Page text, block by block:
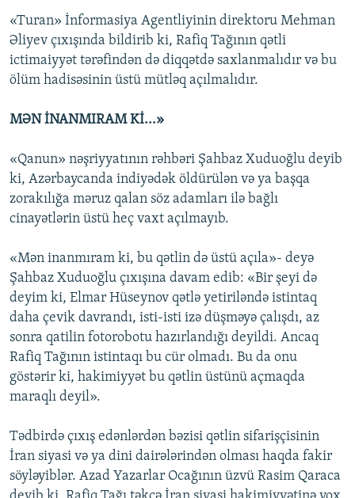
«Turan» İnformasiya Agentliyinin direktoru Mehman
Əliyev çıxışında bildirib ki, Rafiq Tağının qətli
ictimaiyyət tərəfindən də diqqətdə saxlanmalıdır və bu
ölüm hadisəsinin üstü mütləq açılmalıdır.
MƏN İNANMIRAM Kİ...»
«Qanun» nəşriyyatının rəhbəri Şahbaz Xuduoğlu deyib
ki, Azərbaycanda indiyədək öldürülən və ya başqa
zorakılığa məruz qalan söz adamları ilə bağlı
cinayətlərin üstü heç vaxt açılmayıb.
«Mən inanmıram ki, bu qətlin də üstü açıla»- deyə
Şahbaz Xuduoğlu çıxışına davam edib: «Bir şeyi də
deyim ki, Elmar Hüseynov qətlə yetiriləndə istintaq
daha çevik davrandı, isti-isti izə düşməyə çalışdı, az
sonra qatilin fotorobotu hazırlandığı deyildi. Ancaq
Rafiq Tağının istintaqı bu cür olmadı. Bu da onu
göstərir ki, hakimiyyət bu qətlin üstünü açmaqda
maraqlı deyil».
Tədbirdə çıxış edənlərdən bəzisi qətlin sifarişçisinin
İran siyasi və ya dini dairələrindən olması haqda fakir
söyləyiblər. Azad Yazarlar Ocağının üzvü Rasim Qaraca